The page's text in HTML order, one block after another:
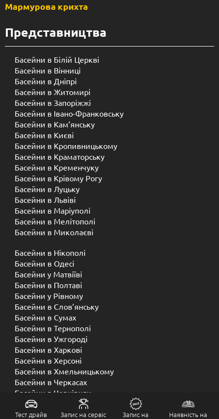
Мармурова крихта
Представництва
Басейни в Білій Церкві
Басейни в Вінниці
Басейни в Дніпрі
Басейни в Житомирі
Басейни в Запоріжжі
Басейни в Івано-Франковську
Басейни в Кам’янську
Басейни в Києві
Басейни в Кропивницькому
Басейни в Краматорську
Басейни в Кременчуку
Басейни в Крівому Рогу
Басейни в Луцьку
Басейни в Львіві
Басейни в Маріуполі
Басейни в Мелітополі
Басейни в Миколаєві
Басейни в Нікополі
Басейни в Одесі
Басейни у Матвіїві
Басейни в Полтаві
Басейни у ​​Рівному
Басейни в Слов’янську
Басейни в Сумах
Басейни в Тернополі
Басейни в Ужгороді
Басейни в Харкові
Басейни в Херсоні
Басейни в Хмельницькому
Басейни в Черкасах
Басейни в Чернівцях
Басейни в Чернігові
Тест драйв Запис на сервіс Запис на Наявність на